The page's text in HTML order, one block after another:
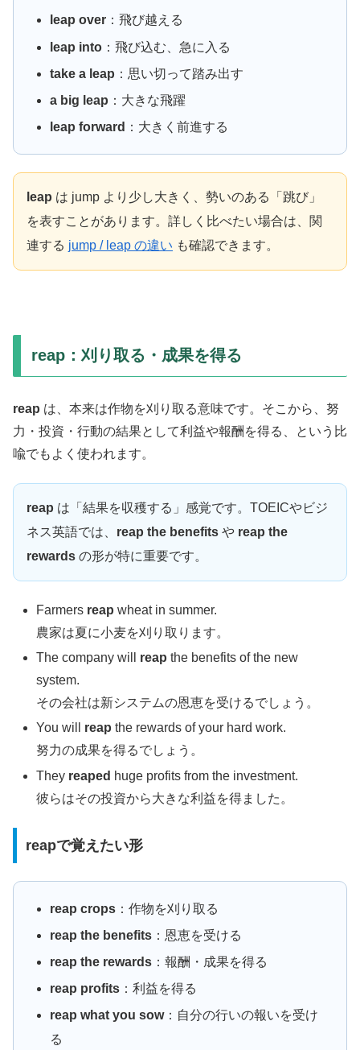
leap over ：飛び越える
leap into ：飛び込む、急に入る
take a leap ：思い切って踏み出す
a big leap ：大きな飛躍
leap forward ：大きく前進する
leap は jump より少し大きく、勢いのある「跳び」
を表すことがあります。詳しく比べたい場合は、関
連する jump / leap の違い も確認できます。
reap：刈り取る・成果を得る
reap は、本来は作物を刈り取る意味です。そこから、努
力・投資・行動の結果として利益や報酬を得る、という比
喩でもよく使われます。
reap は「結果を収穫する」感覚です。TOEICやビジ
ネス英語では、 reap the benefits や reap the
rewards の形が特に重要です。
Farmers reap wheat in summer.
農家は夏に小麦を刈り取ります。
The company will reap the benefits of the new
system.
その会社は新システムの恩恵を受けるでしょう。
You will reap the rewards of your hard work.
努力の成果を得るでしょう。
They reaped huge profits from the investment.
彼らはその投資から大きな利益を得ました。
reapで覚えたい形
reap crops ：作物を刈り取る
reap the benefits ：恩恵を受ける
reap the rewards ：報酬・成果を得る
reap profits ：利益を得る
reap what you sow：自分の行いの報いを受け
る